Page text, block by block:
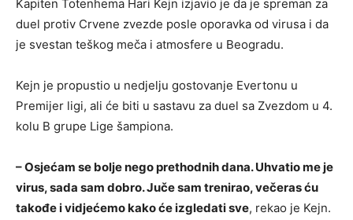
Kapiten Totenhema Hari Kejn izjavio je da je spreman za
duel protiv Crvene zvezde posle oporavka od virusa i da
je svestan teškog meča i atmosfere u Beogradu.
Kejn je propustio u nedjelju gostovanje Evertonu u
Premijer ligi, ali će biti u sastavu za duel sa Zvezdom u 4.
kolu B grupe Lige šampiona.
– Osjećam se bolje nego prethodnih dana. Uhvatio me je
virus, sada sam dobro. Juče sam trenirao, večeras ću
takođe i vidjećemo kako će izgledati sve, rekao je Kejn.